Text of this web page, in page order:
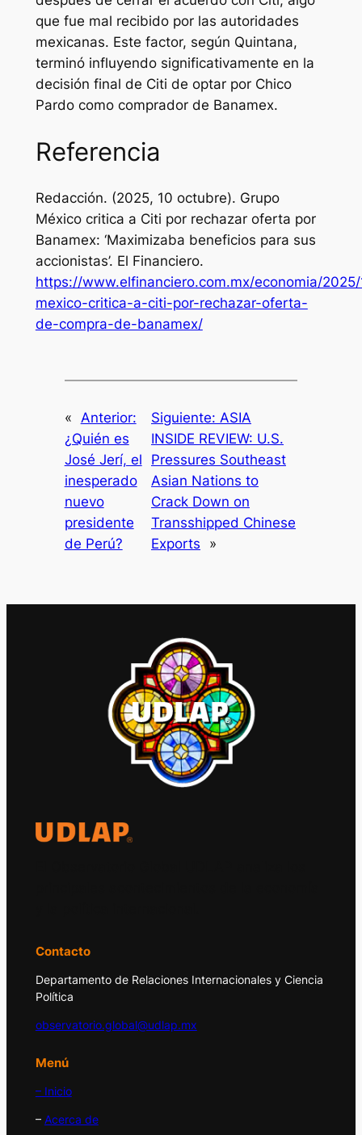
que fue mal recibido por las autoridades
mexicanas. Este factor, según Quintana,
terminó influyendo significativamente en la
decisión final de Citi de optar por Chico
Pardo como comprador de Banamex.
Referencia
Redacción. (2025, 10 octubre). Grupo
México critica a Citi por rechazar oferta por
Banamex: ‘Maximizaba beneficios para sus
accionistas’. El Financiero.
https://www.elfinanciero.com.mx/economia/
mexico-critica-a-citi-por-rechazar-oferta-
de-compra-de-banamex/
«
Anterior:
¿Quién es
José Jerí, el
inesperado
nuevo
presidente
de Perú?
Siguiente: ASIA
INSIDE REVIEW: U.S.
Pressures Southeast
Asian Nations to
Crack Down on
Transshipped Chinese
Exports
»
Contacto
Departamento de Relaciones Internacionales y Ciencia
Política
observatorio.global@udlap.mx
Menú
– Inicio
– Acerca de